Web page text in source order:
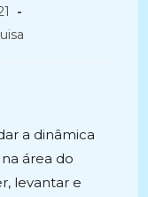
a dinâmica
área do
levantar e